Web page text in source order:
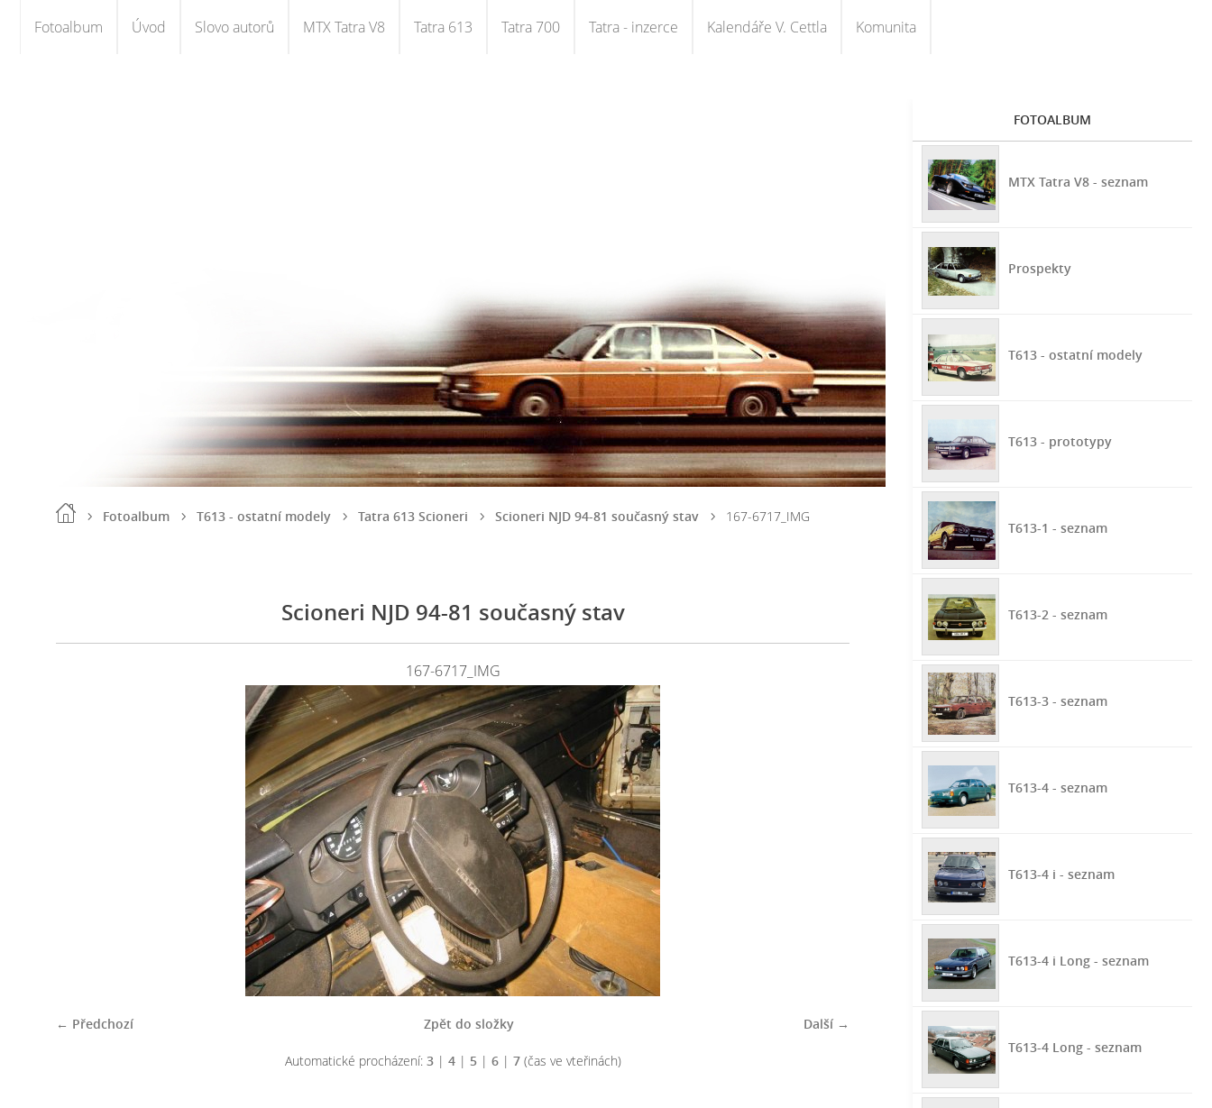
Fotoalbum Úvod Slovo autorů MTX Tatra V8 Tatra 613 Tatra 700 Tatra - inzerce Kalendáře V. Cettla Komunita
Fotoalbum T613 - ostatní modely Tatra 613 Scioneri Scioneri NJD 94-81 současný stav 167-6717_IMG
Scioneri NJD 94-81 současný stav
167-6717_IMG
← Předchozí Další →
Zpět do složky
Automatické procházení: 3| 4| 5| 6| 7(čas ve vteřinách)
FOTOALBUM
MTX Tatra V8 - seznam
Prospekty
T613 - ostatní modely
T613 - prototypy
T613-1 - seznam
T613-2 - seznam
T613-3 - seznam
T613-4 - seznam
T613-4 i - seznam
T613-4 i Long - seznam
T613-4 Long - seznam